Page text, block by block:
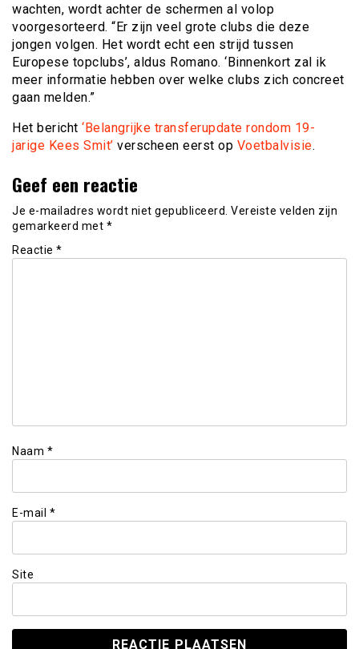
wachten, wordt achter de schermen al volop
voorgesorteerd. “Er zijn veel grote clubs die deze
jongen volgen. Het wordt echt een strijd tussen
Europese topclubs’, aldus Romano. ‘Binnenkort zal ik
meer informatie hebben over welke clubs zich concreet
gaan melden.”
Het bericht ‘Belangrijke transferupdate rondom 19-
jarige Kees Smit’ verscheen eerst op Voetbalvisie.
Geef een reactie
Je e-mailadres wordt niet gepubliceerd. Vereiste velden zijn
gemarkeerd met *
Reactie *
Naam *
E-mail *
Site